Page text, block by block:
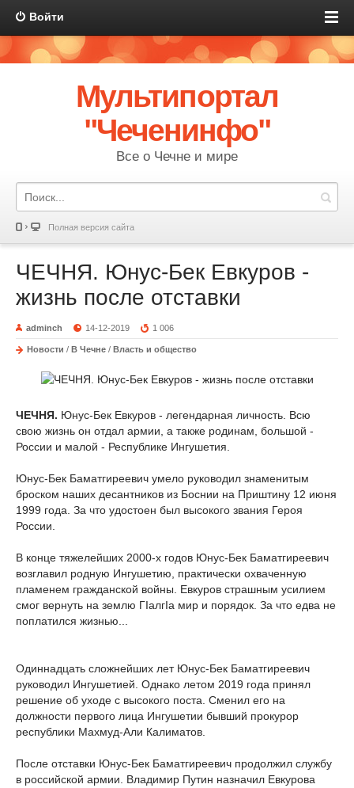
Войти
Мультипортал
"Чеченинфо"
Все о Чечне и мире
Полная версия сайта
ЧЕЧНЯ. Юнус-Бек Евкуров -
жизнь после отставки
adminch 14-12-2019 1 006
Новости / В Чечне / Власть и общество
ЧЕЧНЯ. Юнус-Бек Евкуров - легендарная личность. Всю
свою жизнь он отдал армии, а также родинам, большой -
России и малой - Республике Ингушетия.
Юнус-Бек Баматгиреевич умело руководил знаменитым
броском наших десантников из Боснии на Приштину 12 июня
1999 года. За что удостоен был высокого звания Героя
России.
В конце тяжелейших 2000-х годов Юнус-Бек Баматгиреевич
возглавил родную Ингушетию, практически охваченную
пламенем гражданской войны. Евкуров страшным усилием
смог вернуть на землю ГIалгIa мир и порядок. За что едва не
поплатился жизнью...
Одиннадцать сложнейших лет Юнус-Бек Баматгиреевич
руководил Ингушетией. Однако летом 2019 года принял
решение об уходе с высокого поста. Сменил его на
должности первого лица Ингушетии бывший прокурор
республики Махмуд-Али Калиматов.
После отставки Юнус-Бек Баматгиреевич продолжил службу
в российской армии. Владимир Путин назначил Евкурова